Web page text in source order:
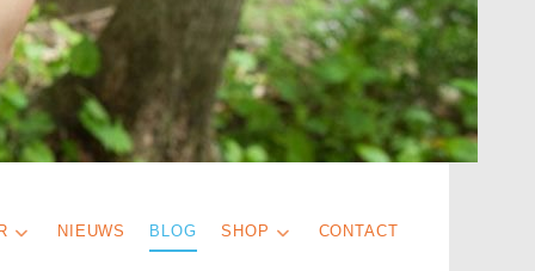
NIEUWS BLOG SHOP CONTACT